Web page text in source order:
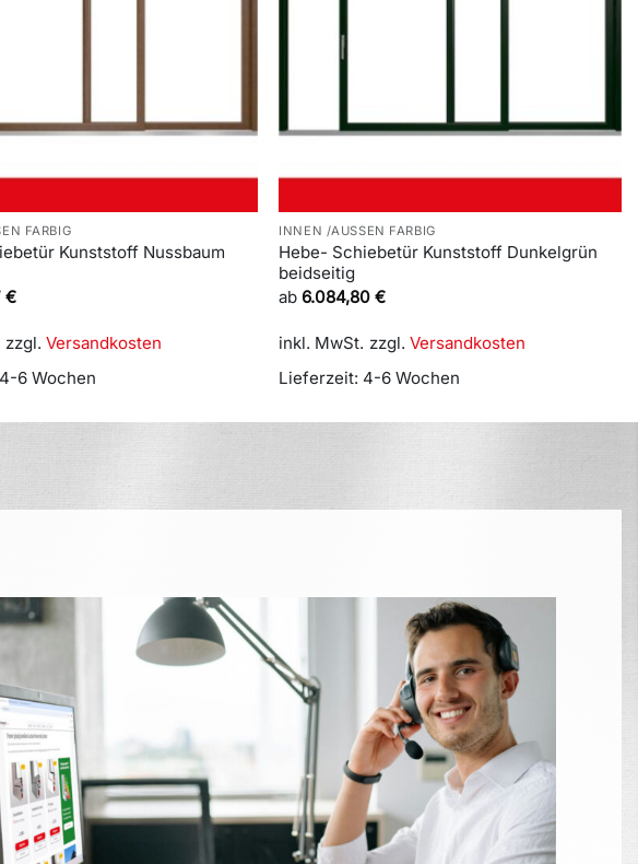
FARBIG
Kunststoff Nussbaum
€
zzgl. Versandkosten
4-6 Wochen
INNEN /AUSSEN FARBIG
Hebe- Schiebetür Kunststoff Dunkelgrün
beidseitig
ab 6.084,80€
inkl. MwSt. zzgl.Versandkosten
Lieferzeit: 4-6 Wochen